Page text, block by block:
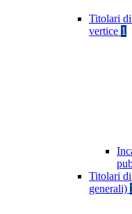
Titolari
vertice 1
Titolari
generali)